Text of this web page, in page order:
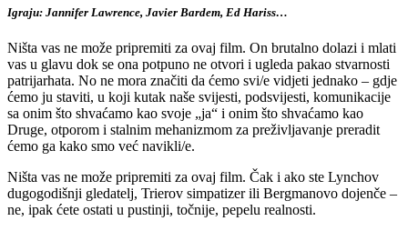
Igraju: Jannifer Lawrence, Javier Bardem, Ed Hariss…
Ništa vas ne može pripremiti za ovaj film. On brutalno dolazi i mlati
vas u glavu dok se ona potpuno ne otvori i ugleda pakao stvarnosti
patrijarhata. No ne mora značiti da ćemo svi/e vidjeti jednako – gdje
ćemo ju staviti, u koji kutak naše svijesti, podsvijesti, komunikacije
sa onim što shvaćamo kao svoje „ja“ i onim što shvaćamo kao
Druge, otporom i stalnim mehanizmom za preživljavanje preradit
ćemo ga kako smo već navikli/e.
Ništa vas ne može pripremiti za ovaj film. Čak i ako ste Lynchov
dugogodišnji gledatelj, Trierov simpatizer ili Bergmanovo dojenče –
ne, ipak ćete ostati u pustinji, točnije, pepelu realnosti.